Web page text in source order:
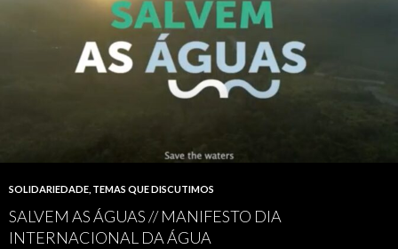
SOLIDARIEDADE TEMAS QUE DISCUTIMOS
SALVEM AS ÁGUAS // MANIFESTO DIA
INTERNACIONAL DA ÁGUA